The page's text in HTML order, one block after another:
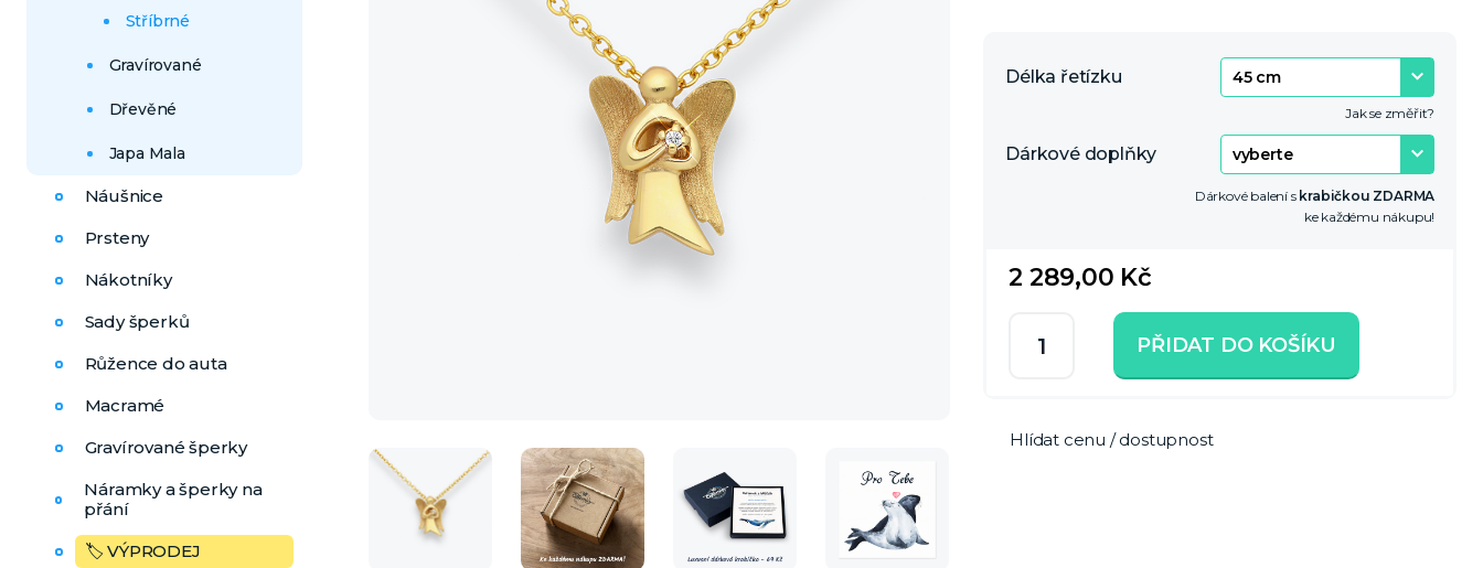
Stříbrné
Gravírované
Dřevěné
Japa Mala
Náušnice
Prsteny
Nákotníky
Sady šperků
Růžence do auta
Macramé
Gravírované šperky
Náramky a šperky na
přání
🏷️ VÝPRODEJ
Délka řetízku
Jak se změřit?
Dárkové doplňky
Dárkové balení s krabičkou ZDARMA
ke každému nákupu!
2 289,00 Kč
PŘIDAT DO KOŠÍKU
Hlídat cenu / dostupnost